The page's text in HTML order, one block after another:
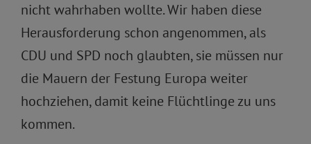
nicht wahrhaben wollte. Wir haben diese
Herausforderung schon angenommen, als
CDU und SPD noch glaubten, sie müssen nur
die Mauern der Festung Europa weiter
hochziehen, damit keine Flüchtlinge zu uns
kommen.